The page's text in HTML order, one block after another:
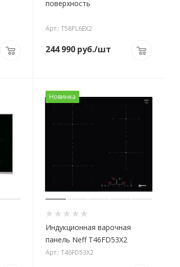
поверхность
Арт.: T58PL6EX2
244 990 руб./шт
Новинка
Индукционная варочная
панель Neff T46FD53X2
Арт.: T46FD53X2